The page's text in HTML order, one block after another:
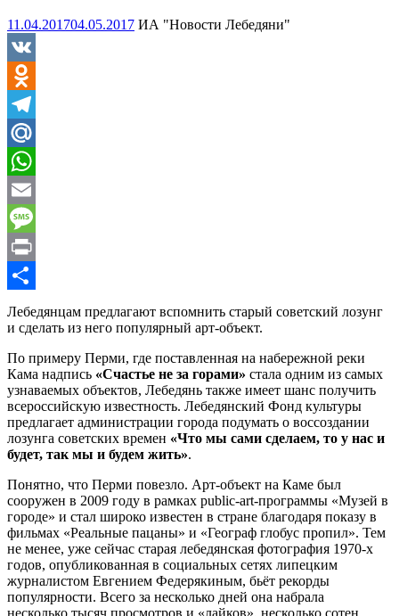
11.04.201704.05.2017 ИА "Новости Лебедяни"
VK
Odnoklassniki
Telegram
Mail.Ru
WhatsApp
Email
Message
Print
Отправить
Лебедянцам предлагают вспомнить старый советский лозунг
и сделать из него популярный арт-объект.
По примеру Перми, где поставленная на набережной реки
Кама надпись «Счастье не за горами» стала одним из самых
узнаваемых объектов, Лебедянь также имеет шанс получить
всероссийскую известность. Лебедянский Фонд культуры
предлагает администрации города подумать о воссоздании
лозунга советских времен «Что мы сами сделаем, то у нас и
будет, так мы и будем жить».
Понятно, что Перми повезло. Арт-объект на Каме был
сооружен в 2009 году в рамках public-art-программы «Музей в
городе» и стал широко известен в стране благодаря показу в
фильмах «Реальные пацаны» и «Географ глобус пропил». Тем
не менее, уже сейчас старая лебедянская фотография 1970-х
годов, опубликованная в социальных сетях липецким
журналистом Евгением Федерякиным, бьёт рекорды
популярности. Всего за несколько дней она набрала